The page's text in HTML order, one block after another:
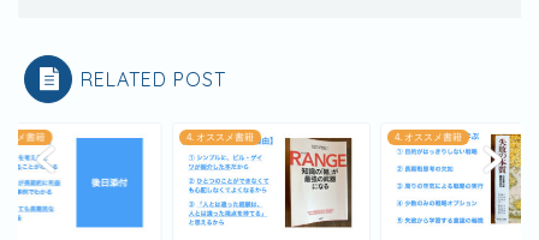
RELATED POST
スメ書籍 4. オススメ書籍 4. オススメ書籍